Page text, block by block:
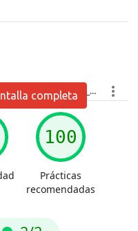
completa